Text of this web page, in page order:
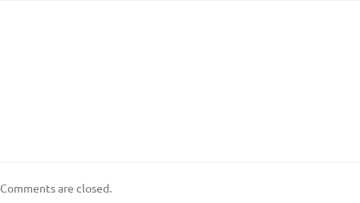
Comments are closed.